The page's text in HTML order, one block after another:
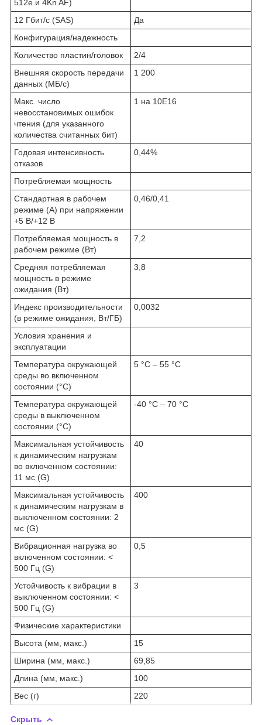
512e и 4Kn AF)
12 Гбит/с (SAS)
Да
Конфигурация/надежность
Количество пластин/головок
2/4
Внешняя скорость передачи
данных (МБ/с)
1 200
Макс. число
невосстановимых ошибок
чтения (для указанного
количества cчитанных бит)
1 на 10E16
Годовая интенсивность
отказов
0,44%
Потребляемая мощность
Стандартная в рабочем
режиме (A) при напряжении
+5 В/+12 В
0,46/0,41
Потребляемая мощность в
рабочем режиме (Вт)
7,2
Средняя потребляемая
мощность в режиме
ожидания (Вт)
3,8
Индекс производительности
(в режиме ожидания, Вт/ГБ)
0,0032
Условия хранения и
эксплуатации
Температура окружающей
среды во включенном
состоянии (°C)
5 °C – 55 °C
Температура окружающей
среды в выключенном
состоянии (°C)
-40 °C – 70 °C
Максимальная устойчивость
к динамическим нагрузкам
во включенном состоянии:
11 мс (G)
40
Максимальная устойчивость
к динамическим нагрузкам в
выключенном состоянии: 2
мс (G)
400
Вибрационная нагрузка во
включенном состоянии: <
500 Гц (G)
0,5
Устойчивость к вибрации в
выключенном состоянии: <
500 Гц (G)
3
Физические характеристики
Высота (мм, макс.)
15
Ширина (мм, макс.)
69,85
Длина (мм, макс.)
100
Вес (г)
220
Скрыть